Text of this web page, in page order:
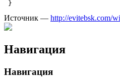
Источник — http://evitebsk.com/
Навигация
Навигация